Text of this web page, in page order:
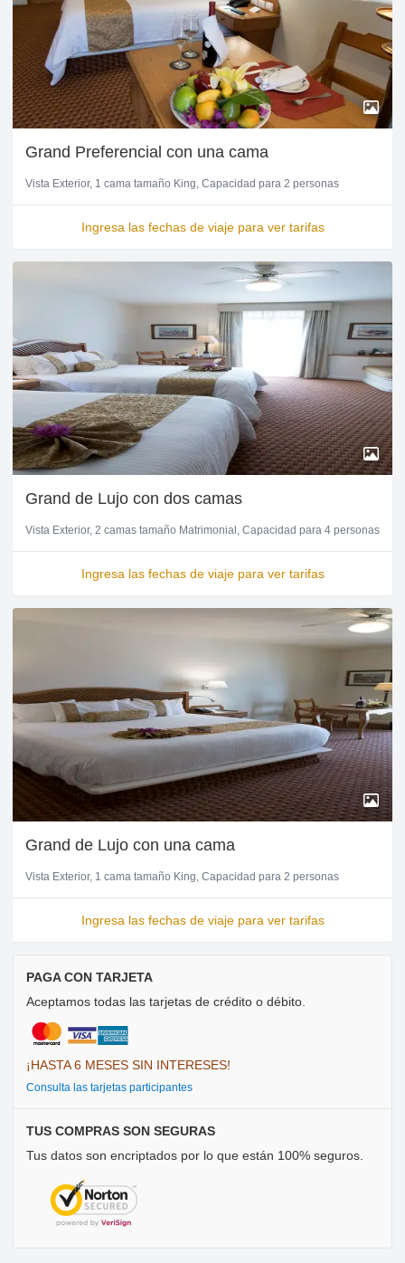
Grand Preferencial con una cama
Vista Exterior 1 cama tamaño King Capacidad para 2 personas
Ingresa las fechas de viaje para ver tarifas
Grand de Lujo con dos camas
Vista Exterior 2 camas tamaño Matrimonial Capacidad para 4 personas
Ingresa las fechas de viaje para ver tarifas
Grand de Lujo con una cama
Vista Exterior 1 cama tamaño King Capacidad para 2 personas
Ingresa las fechas de viaje para ver tarifas
PAGA CON TARJETA
Aceptamos todas las tarjetas de crédito o débito.
¡HASTA 6 MESES SIN INTERESES!
Consulta las tarjetas participantes
TUS COMPRAS SON SEGURAS
Tus datos son encriptados por lo que están 100% seguros.